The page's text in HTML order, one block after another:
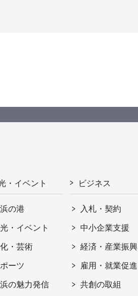
・イベント
の港
・イベント
・芸術
ーツ
の魅力発信
ビジネス
入札・契約
中小企業支援
経済・産業振興
雇用・就業促進
共創の取組